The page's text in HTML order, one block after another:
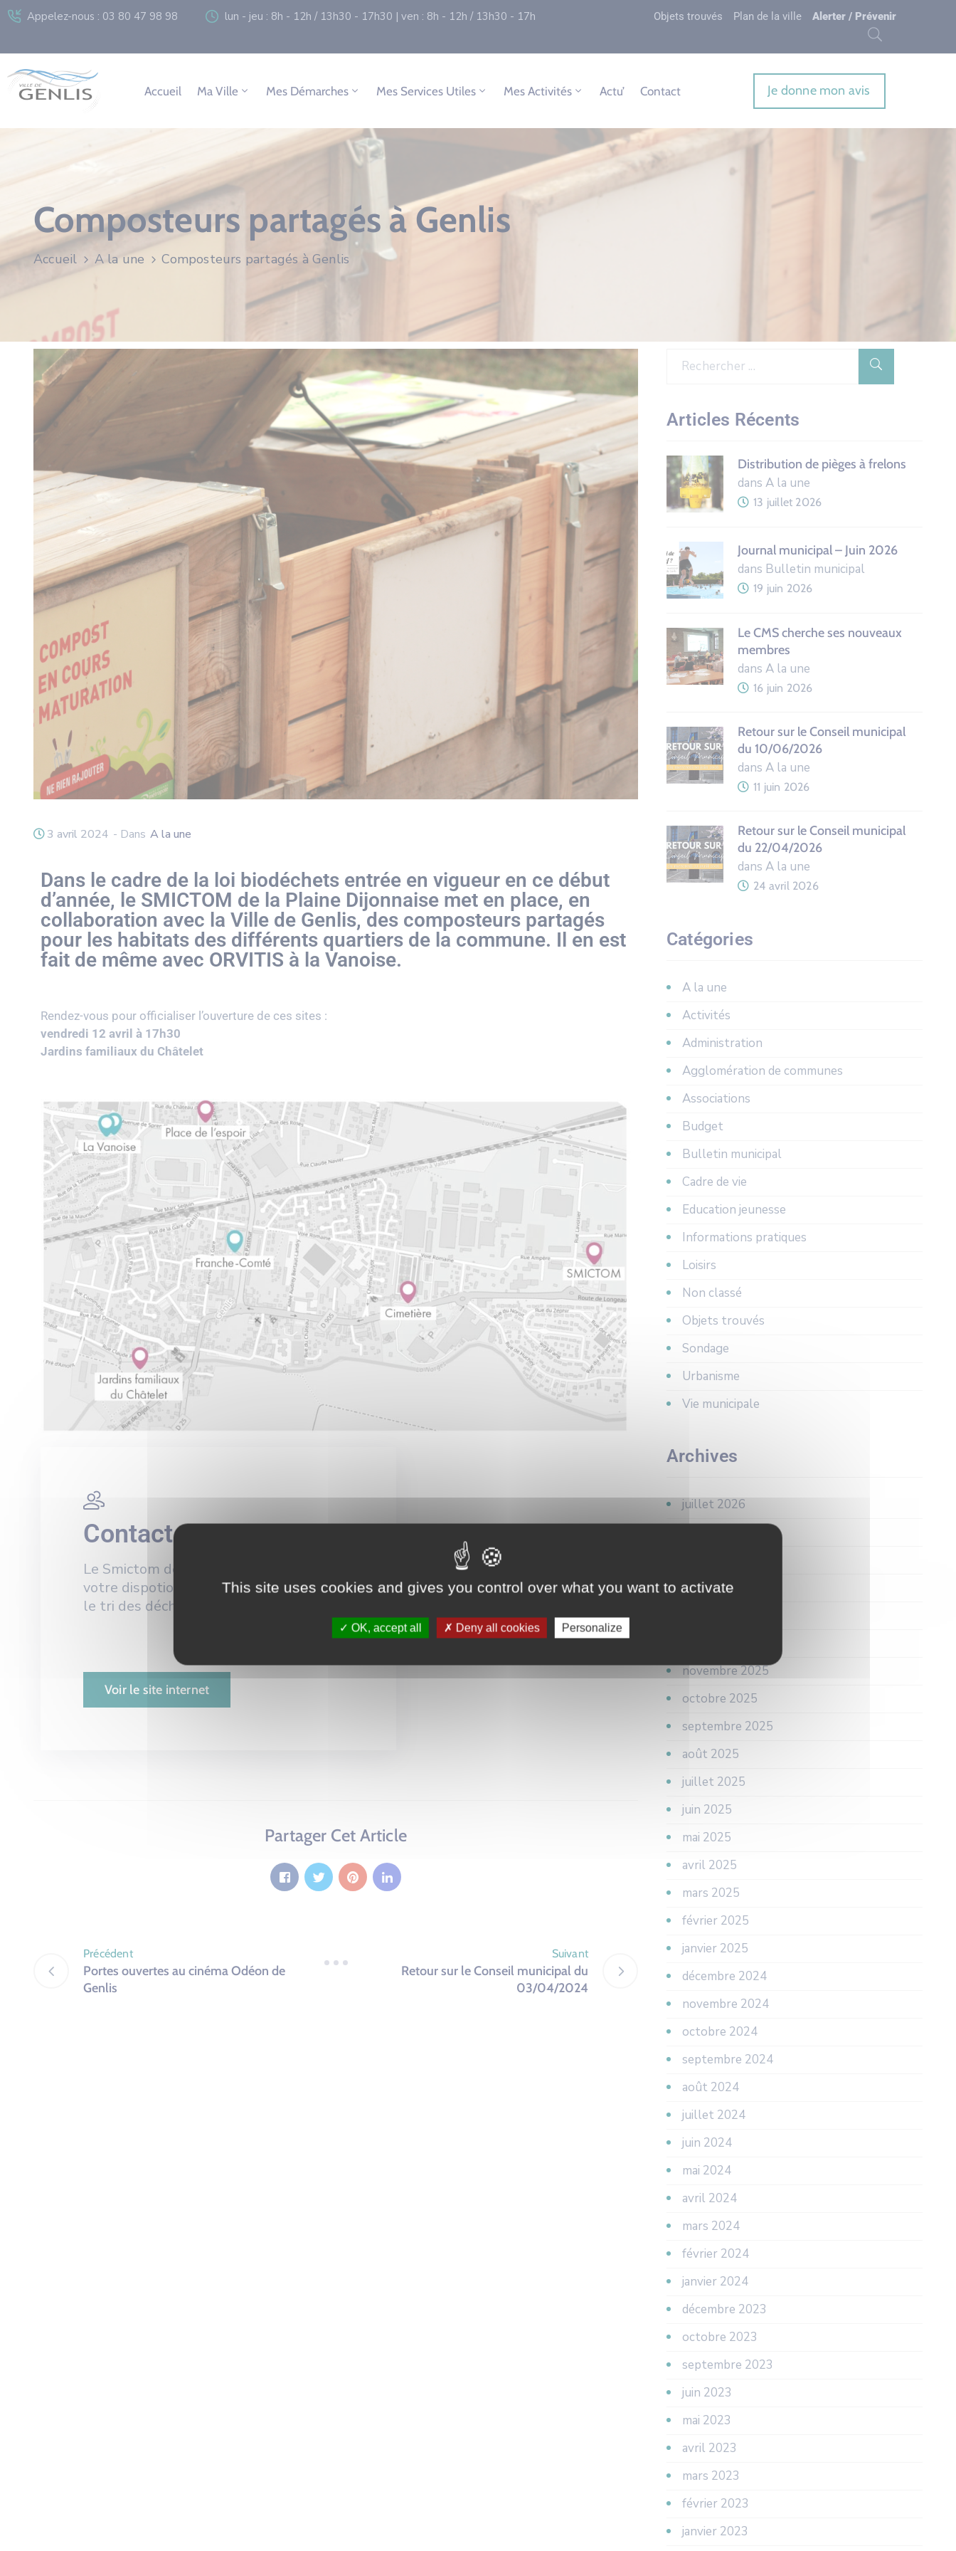
Appelez-nous : 03 80 47 98 98 lun - jeu : 8h - 12h / 13h30 - 17h30 | ven : 8h - 12h / 13h30 - 17h Objets trouvés Plan de la ville Alerter / Prévenir
Accueil Ma Ville Mes Démarches Mes Services Utiles Mes Activités Actu’ Contact Je donne mon avis
Composteurs partagés à Genlis
Accueil A la une Composteurs partagés à Genlis
3 avril 2024 - Dans A la une
Dans le cadre de la loi biodéchets entrée en vigueur en ce début
d’année, le SMICTOM de la Plaine Dijonnaise met en place, en
collaboration avec la Ville de Genlis, des composteurs partagés
pour les habitats des différents quartiers de la commune. Il en est
fait de même avec ORVITIS à la Vanoise.
Rendez-vous pour officialiser l’ouverture de ces sites :
vendredi 12 avril à 17h30
Jardins familiaux du Châtelet
Contact
Le Smictom de la Plaine Dijonnaise est à
votre dispotion pour vous renseigner sur
le tri des déchets.
Voir le site internet
Partager Cet Article
Précédent
Portes ouvertes au cinéma Odéon de
Genlis
Suivant
Retour sur le Conseil municipal du
03/04/2024
Articles Récents
Distribution de pièges à frelons
dans A la une
13 juillet 2026
Journal municipal – Juin 2026
dans Bulletin municipal
19 juin 2026
Le CMS cherche ses nouveaux
membres
dans A la une
16 juin 2026
Retour sur le Conseil municipal
du 10/06/2026
dans A la une
11 juin 2026
Retour sur le Conseil municipal
du 22/04/2026
dans A la une
24 avril 2026
Catégories
A la une
Activités
Administration
Agglomération de communes
Associations
Budget
Bulletin municipal
Cadre de vie
Education jeunesse
Informations pratiques
Loisirs
Non classé
Objets trouvés
Sondage
Urbanisme
Vie municipale
Archives
juillet 2026
mars 2026
novembre 2025
octobre 2025
septembre 2025
août 2025
juillet 2025
juin 2025
mai 2025
avril 2025
mars 2025
février 2025
janvier 2025
décembre 2024
novembre 2024
octobre 2024
septembre 2024
août 2024
juillet 2024
juin 2024
mai 2024
avril 2024
mars 2024
février 2024
janvier 2024
décembre 2023
octobre 2023
septembre 2023
juin 2023
mai 2023
avril 2023
mars 2023
février 2023
janvier 2023
This site uses cookies and gives you control over what you want to activate
OK, accept all Deny all cookies Personalize